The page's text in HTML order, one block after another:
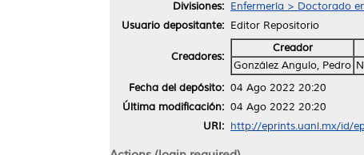
Divisiones: Enfermería > Doctorado
Usuario depositante: Editor Repositorio
Creadores:
Creador
González Angulo, Pedro
Fecha del depósito: 04 Ago 2022 20:20
Última modificación: 04 Ago 2022 20:20
URI: http://eprints.uanl.mx/id/